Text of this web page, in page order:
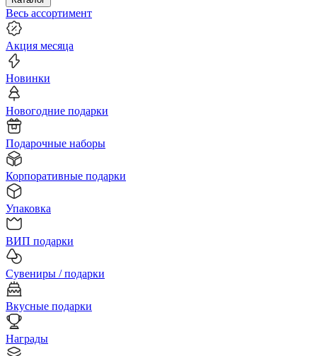
Весь ассортимент
Акция месяца
Новинки
Новогодние подарки
Подарочные наборы
Корпоративные подарки
Упаковка
ВИП подарки
Сувениры / подарки
Вкусные подарки
Награды